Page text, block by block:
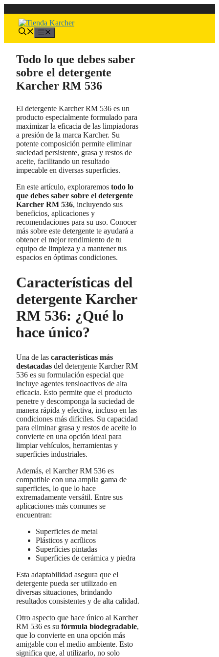
al
contenido
Todo lo que debes saber
sobre el detergente
Karcher RM 536
El detergente Karcher RM 536 es un
producto especialmente formulado para
maximizar la eficacia de las limpiadoras
a presión de la marca Karcher. Su
potente composición permite eliminar
suciedad persistente, grasa y restos de
aceite, facilitando un resultado
impecable en diversas superficies.
En este artículo, exploraremos todo lo
que debes saber sobre el detergente
Karcher RM 536, incluyendo sus
beneficios, aplicaciones y
recomendaciones para su uso. Conocer
más sobre este detergente te ayudará a
obtener el mejor rendimiento de tu
equipo de limpieza y a mantener tus
espacios en óptimas condiciones.
Características del
detergente Karcher
RM 536: ¿Qué lo
hace único?
Una de las características más
destacadas del detergente Karcher RM
536 es su formulación especial que
incluye agentes tensioactivos de alta
eficacia. Esto permite que el producto
penetre y descomponga la suciedad de
manera rápida y efectiva, incluso en las
condiciones más difíciles. Su capacidad
para eliminar grasa y restos de aceite lo
convierte en una opción ideal para
limpiar vehículos, herramientas y
superficies industriales.
Además, el Karcher RM 536 es
compatible con una amplia gama de
superficies, lo que lo hace
extremadamente versátil. Entre sus
aplicaciones más comunes se
encuentran:
Superficies de metal
Plásticos y acrílicos
Superficies pintadas
Superficies de cerámica y piedra
Esta adaptabilidad asegura que el
detergente pueda ser utilizado en
diversas situaciones, brindando
resultados consistentes y de alta calidad.
Otro aspecto que hace único al Karcher
RM 536 es su fórmula biodegradable,
que lo convierte en una opción más
amigable con el medio ambiente. Esto
significa que, al utilizarlo, no solo